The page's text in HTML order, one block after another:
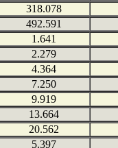
318.078
492.591
1.641
2.279
4.364
7.250
9.919
13.664
20.562
5.397